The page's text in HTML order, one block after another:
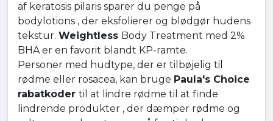
af keratosis pilaris sparer du penge på
bodylotions , der eksfolierer og blødgør hudens
tekstur. Weightless Body Treatment med 2%
BHA er en favorit blandt KP-ramte.
Personer med hudtype, der er tilbøjelig til
rødme eller rosacea, kan bruge Paula's Choice
rabatkoder til at lindre rødme til at finde
lindrende produkter , der dæmper rødme og